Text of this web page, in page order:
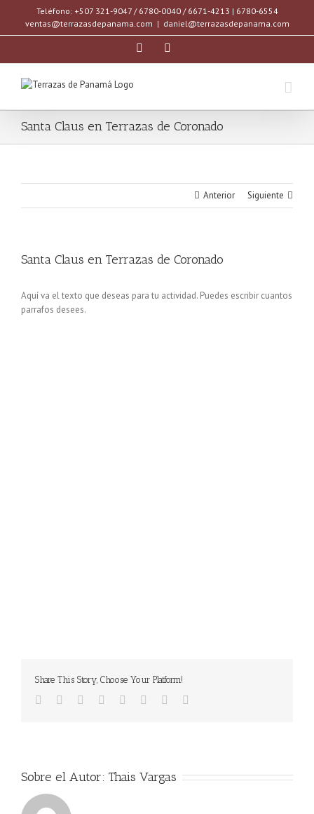
contenido
Teléfono: +507 321-9047 / 6780-0040 / 6671-4213 | 6780-6554
ventas@terrazasdepanama.com | daniel@terrazasdepanama.com
facebook
Santa Claus en Terrazas de Coronado
Anterior Siguiente
Santa Claus en Terrazas de Coronado
Aquí va el texto que deseas para tu actividad. Puedes escribir cuantos
parrafos desees.
Share This Story, Choose Your Platform!
facebook
twitter linkedinreddit tumblr pinterest
Sobre el Autor: Thais Vargas